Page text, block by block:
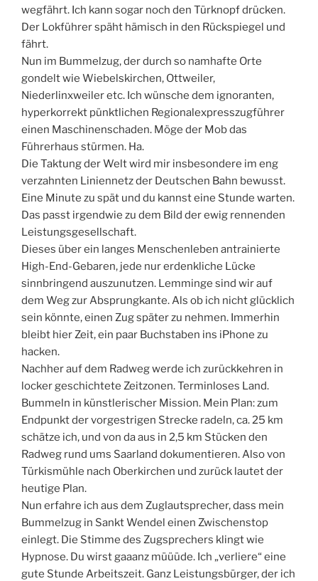
wegfährt. Ich kann sogar noch den Türknopf drücken.
Der Lokführer späht hämisch in den Rückspiegel und
fährt.
Nun im Bummelzug, der durch so namhafte Orte
gondelt wie Wiebelskirchen, Ottweiler,
Niederlinxweiler etc. Ich wünsche dem ignoranten,
hyperkorrekt pünktlichen Regionalexpresszugführer
einen Maschinenschaden. Möge der Mob das
Führerhaus stürmen. Ha.
Die Taktung der Welt wird mir insbesondere im eng
verzahnten Liniennetz der Deutschen Bahn bewusst.
Eine Minute zu spät und du kannst eine Stunde warten.
Das passt irgendwie zu dem Bild der ewig rennenden
Leistungsgesellschaft.
Dieses über ein langes Menschenleben antrainierte
High-End-Gebaren, jede nur erdenkliche Lücke
sinnbringend auszunutzen. Lemminge sind wir auf
dem Weg zur Absprungkante. Als ob ich nicht glücklich
sein könnte, einen Zug später zu nehmen. Immerhin
bleibt hier Zeit, ein paar Buchstaben ins iPhone zu
hacken.
Nachher auf dem Radweg werde ich zurückkehren in
locker geschichtete Zeitzonen. Terminloses Land.
Bummeln in künstlerischer Mission. Mein Plan: zum
Endpunkt der vorgestrigen Strecke radeln, ca. 25 km
schätze ich, und von da aus in 2,5 km Stücken den
Radweg rund ums Saarland dokumentieren. Also von
Türkismühle nach Oberkirchen und zurück lautet der
heutige Plan.
Nun erfahre ich aus dem Zuglautsprecher, dass mein
Bummelzug in Sankt Wendel einen Zwischenstop
einlegt. Die Stimme des Zugsprechers klingt wie
Hypnose. Du wirst gaaanz müüüde. Ich „verliere“ eine
gute Stunde Arbeitszeit. Ganz Leistungsbürger, der ich